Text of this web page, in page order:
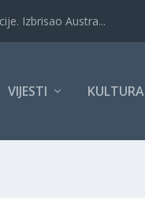
Izbrisao Austra...
VIJESTI KULTURA